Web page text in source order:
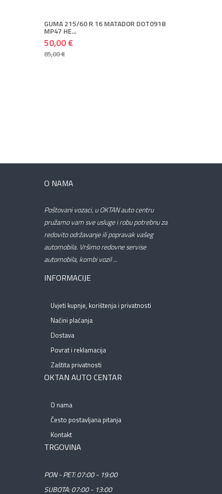
GUMA 215/60 R 16 MATADOR DOT0918
MP47 HE...
50,00 €
85,00 €
O NAMA
Poštovani vozaci, u OKTAN auto centru
pružamo vam sve usluge i robu potrebnu za
redovito održavanje ili popravak vašeg
automobila. Vršimo redovne servise
automobila, kombi vozil ...
INFORMACIJE
Uvjeti kupnje, korištenja i privatnosti
Načini plaćanja
Dostava
Povrat i reklamacija
Zaštita privatnosti
OKTAN AUTO CENTAR
O nama
Često postavljana pitanja
Kontakt
TRGOVINA
PON - PET: 07:00 - 19:00
SUBOTA: 07:00 - 13:00